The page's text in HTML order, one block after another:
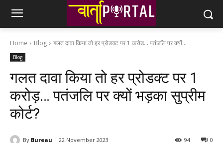
Home Blog गलत दावा किया तो हर प्रोडक्ट पर 1 करोड़... पतंजलि पर क्यों...
Blog
गलत दावा किया तो हर प्रोडक्ट पर 1
करोड़… पतंजलि पर क्यों भड़का सुप्रीम
कोर्ट?
By Bureau 22 November 2023 0
94